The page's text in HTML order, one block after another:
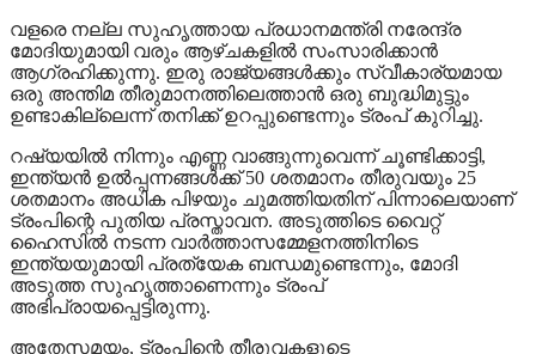
വളരെ നല്ല സുഹൃത്തായ പ്രധാനമന്ത്രി നരേന്ദ്ര
മോദിയുമായി വരും ആഴ്ചകളില്‍ സംസാരിക്കാന്‍
ആഗ്രഹിക്കുന്നു. ഇരു രാജ്യങ്ങള്‍ക്കും സ്വീകാര്യമായ
ഒരു അന്തിമ തീരുമാനത്തിലെത്താന്‍ ഒരു ബുദ്ധിമുട്ടും
ഉണ്ടാകില്ലെന്ന് തനിക്ക് ഉറപ്പുണ്ടെന്നും ട്രംപ് കുറിച്ചു.
റഷ്യയില്‍ നിന്നും എണ്ണ വാങ്ങുന്നുവെന്ന് ചൂണ്ടിക്കാട്ടി,
ഇന്ത്യന്‍ ഉല്‍പ്പന്നങ്ങള്‍ക്ക് 50 ശതമാനം തീരുവയും 25
ശതമാനം അധിക പിഴയും ചുമത്തിയതിന് പിന്നാലെയാണ്
ട്രംപിന്റെ പുതിയ പ്രസ്താവന. അടുത്തിടെ വൈറ്റ്
ഹൈസില്‍ നടന്ന വാര്‍ത്താസമ്മേളനത്തിനിടെ
ഇന്ത്യയുമായി പ്രത്യേക ബന്ധമുണ്ടെന്നും, മോദി
അടുത്ത സുഹൃത്താണെന്നും ട്രംപ്
അഭിപ്രായപ്പെട്ടിരുന്നു.
അതേസമയം, ട്രംപിന്റെ തീരുവകളുടെ